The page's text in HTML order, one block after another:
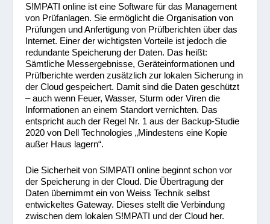
S!MPATI online ist eine Software für das Management
von Prüfanlagen. Sie ermöglicht die Organisation von
Prüfungen und Anfertigung von Prüfberichten über das
Internet. Einer der wichtigsten Vorteile ist jedoch die
redundante Speicherung der Daten. Das heißt:
Sämtliche Messergebnisse, Geräteinformationen und
Prüfberichte werden zusätzlich zur lokalen Sicherung in
der Cloud gespeichert. Damit sind die Daten geschützt
– auch wenn Feuer, Wasser, Sturm oder Viren die
Informationen an einem Standort vernichten. Das
entspricht auch der Regel Nr. 1 aus der Backup-Studie
2020 von Dell Technologies „Mindestens eine Kopie
außer Haus lagern“.
Die Sicherheit von S!MPATI online beginnt schon vor
der Speicherung in der Cloud. Die Übertragung der
Daten übernimmt ein von Weiss Technik selbst
entwickeltes Gateway. Dieses stellt die Verbindung
zwischen dem lokalen S!MPATI und der Cloud her.